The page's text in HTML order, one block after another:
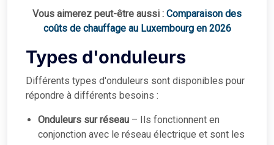
Vous aimerez peut-être aussi : Comparaison des
coûts de chauffage au Luxembourg en 2026
Types d'onduleurs
Différents types d'onduleurs sont disponibles pour
répondre à différents besoins :
Onduleurs sur réseau – Ils fonctionnent en
conjonction avec le réseau électrique et sont les